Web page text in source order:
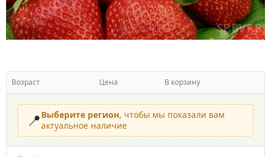
Возраст Цена В корзину
📍 Выберите регион, чтобы мы показали вам
актуальное наличие